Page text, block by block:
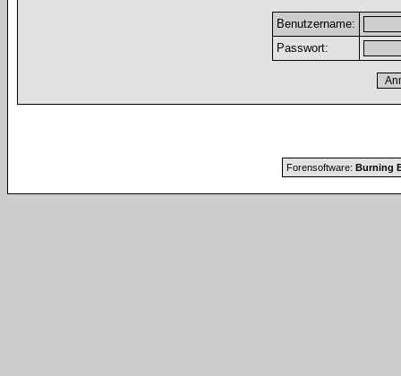
Benutzername:
Passwort:
Forensoftware: Burning